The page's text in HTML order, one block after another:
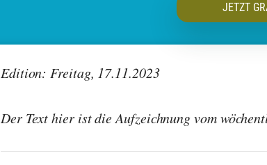
JETZT
Edition: Freitag, 17.11.2023
Der Text hier ist die Aufzeichnung vom